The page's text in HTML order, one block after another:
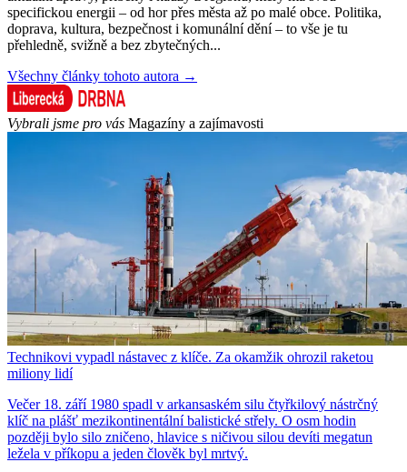
specifickou energii – od hor přes města až po malé obce. Politika,
doprava, kultura, bezpečnost i komunální dění – to vše je tu
přehledně, svižně a bez zbytečných...
Všechny články tohoto autora →
Vybrali jsme pro vás Magazíny a zajímavosti
Technikovi vypadl nástavec z klíče. Za okamžik ohrozil raketou
miliony lidí
Večer 18. září 1980 spadl v arkansaském silu čtyřkilový nástrčný
klíč na plášť mezikontinentální balistické střely. O osm hodin
později bylo silo zničeno, hlavice s ničivou silou devíti megatun
ležela v příkopu a jeden člověk byl mrtvý.